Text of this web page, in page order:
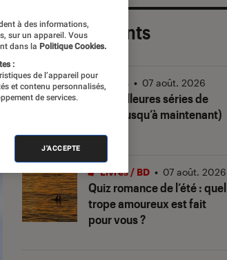
Les plus récents
Les meilleures séries de
2026 (jusqu’à maintenant)
Séries • 07 août. 2026
Quiz romance de l’été : quel
trope amoureux est fait
pour vous ?
Livres / BD • 07 août. 2026
à des informations,
sur un appareil. Vous
dans la Politique Cookies.
:
de l’appareil pour
et contenu personnalisés,
de services.
J'ACCEPTE